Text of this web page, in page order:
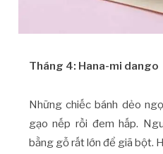
Tháng 4: Hana-mi dango
Những chiếc bánh dẻo
gạo nếp rồi đem hấp.
bằng gỗ rất lớn để giã bột.